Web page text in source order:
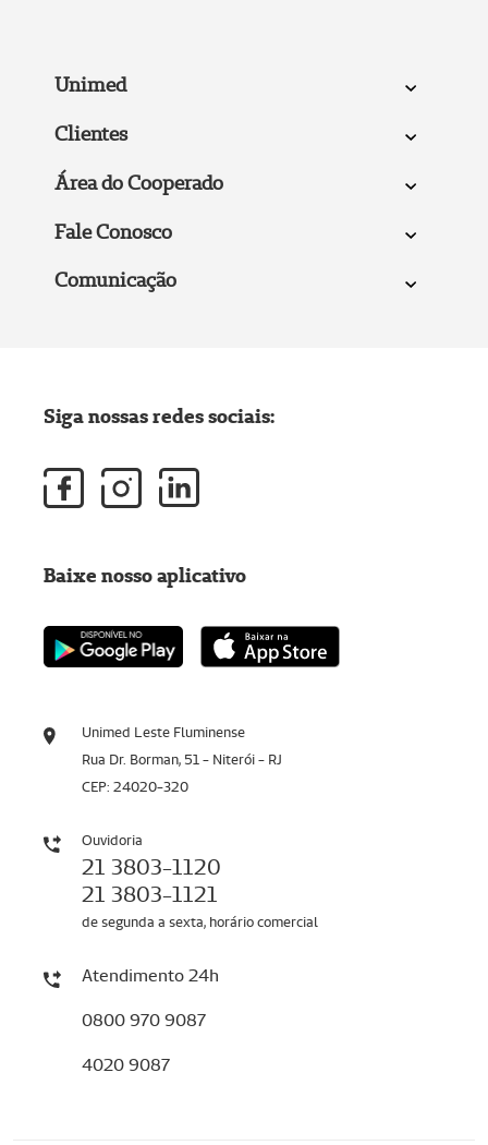
Unimed
Clientes
Área do Cooperado
Fale Conosco
Comunicação
Unimed Leste Fluminense
Rua Dr. Borman, 51 - Niterói - RJ
CEP: 24020-320
Ouvidoria
21 3803-1120
21 3803-1121
de segunda a sexta, horário comercial
Atendimento 24h
0800 970 9087
4020 9087
Siga nossas redes sociais:
Baixe nosso aplicativo